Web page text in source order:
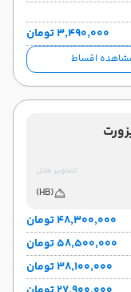
۳٬۴۹۰٬۰۰۰ تومان
اقساط
تصاویر هتل
(HB)
۴۸٬۳۰۰٬۰۰۰ تومان
۵۸٬۵۰۰٬۰۰۰ تومان
۳۸٬۱۰۰٬۰۰۰ تومان